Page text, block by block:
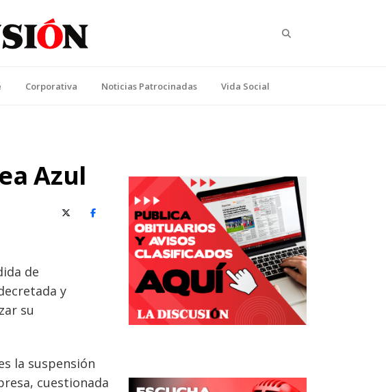
Corporativa Noticias Patrocinadas Vida Social
Azul
X (Twitter)Facebook
de
y
su
la suspensión
cuestionada